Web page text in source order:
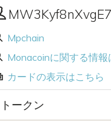
Mpchain
Monacoinに関する情報
カードの表示はこちら
トークン